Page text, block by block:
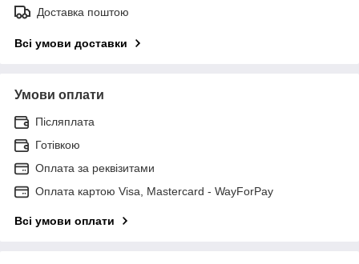
Доставка поштою
Всі умови доставки
Умови оплати
Післяплата
Готівкою
Оплата за реквізитами
Оплата картою Visa, Mastercard - WayForPay
Всі умови оплати